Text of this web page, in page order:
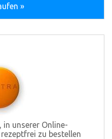
»
unserer Online-
zu bestellen